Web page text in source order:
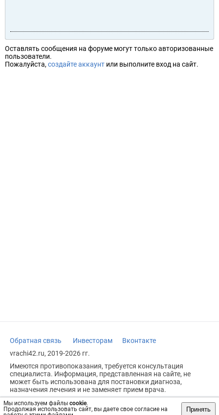
Мы используем файлы cookie.
Продолжая использовать сайт, вы даете свое согласие на
Принять
Оставлять сообщения на форуме могут только авторизованные
пользователи.
Пожалуйста, создайте аккаунт или выполните вход на сайт.
Обратная связь Инвесторам
Вконтакте
vrachi42.ru, 2019-2026 гг.
Имеются противопоказания, требуется консультация
специалиста. Информация, представленная на сайте, не
может быть использована для постановки диагноза,
назначения лечения и не заменяет прием врача.
Возрастное ограничение: 18+